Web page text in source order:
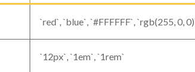
`red`, `blue`, `#FFFFFF`, `rgb(255, 0,
`12px`, `1em`, `1rem`